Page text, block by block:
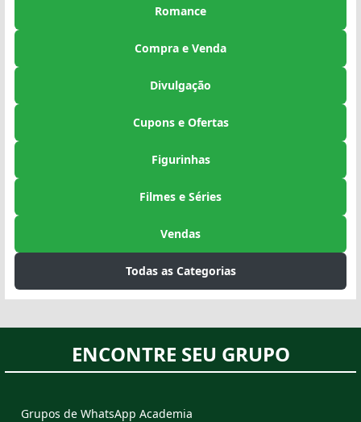
Romance
Compra e Venda
Divulgação
Cupons e Ofertas
Figurinhas
Filmes e Séries
Vendas
Todas as Categorias
ENCONTRE SEU GRUPO
Grupos de WhatsApp Academia